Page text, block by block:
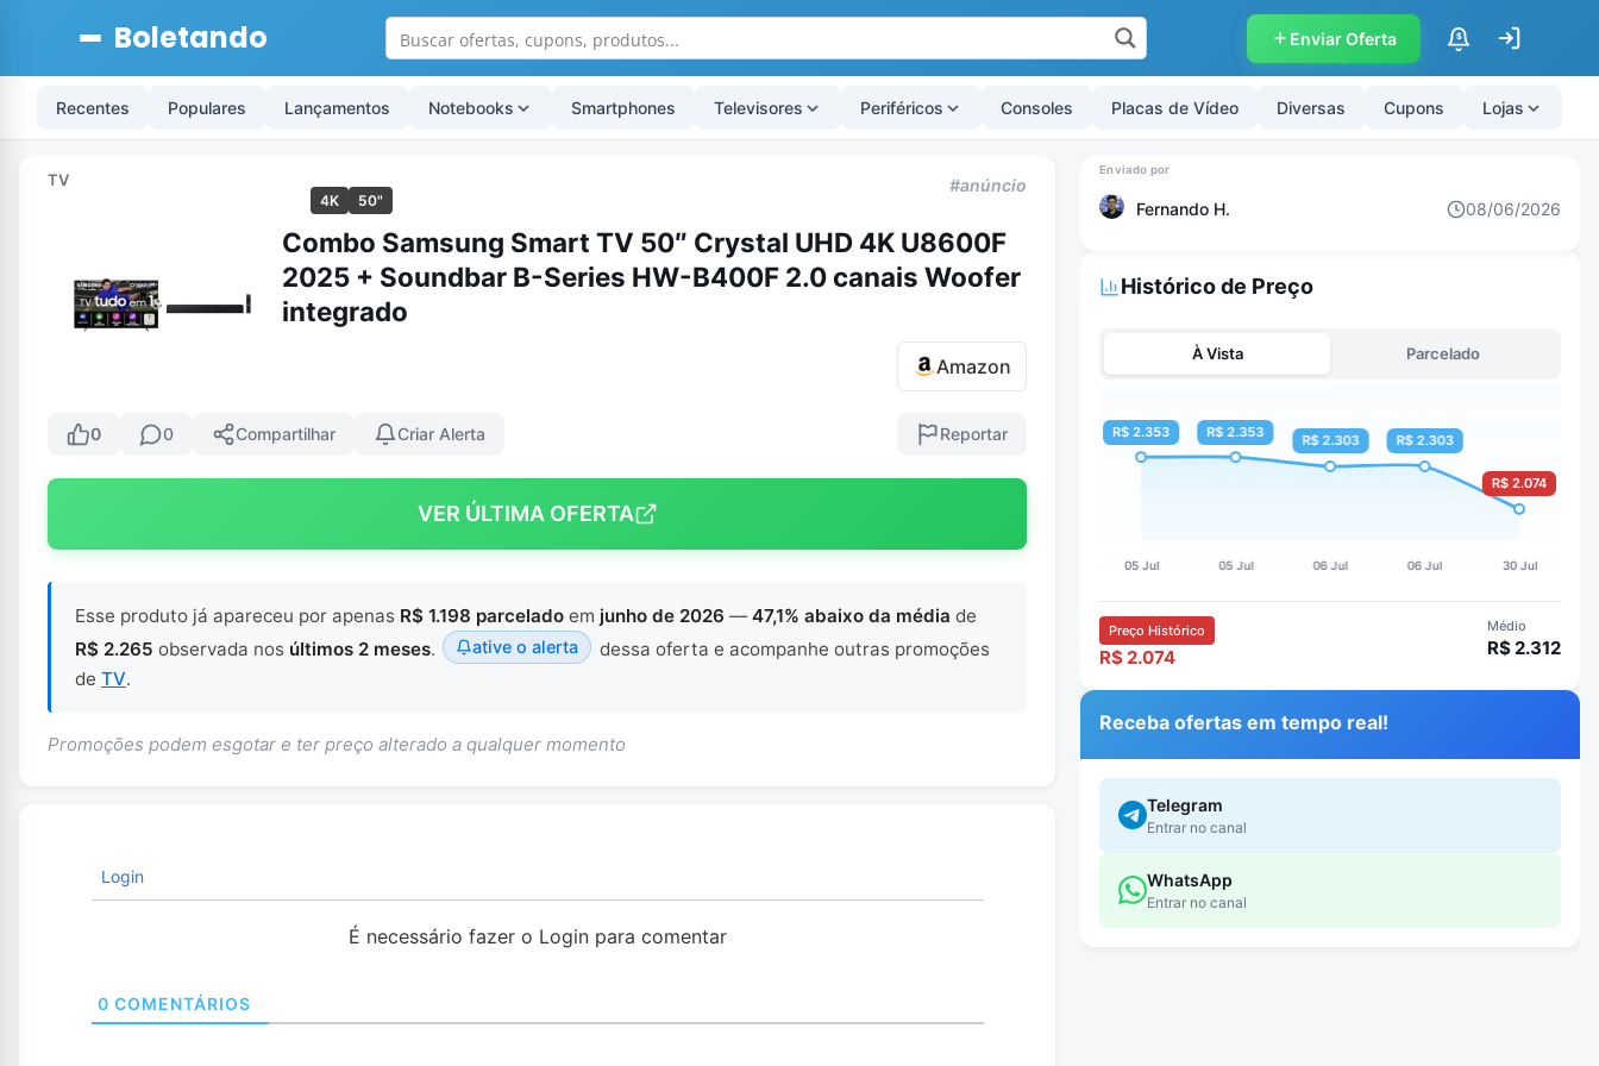
Boletando Enviar Oferta $
Recentes Populares Lançamentos Notebooks Smartphones Televisores Periféricos Consoles Placas de Vídeo Diversas Cupons Lojas
TV
4K 50"
#anúncio
Combo Samsung Smart TV 50″ Crystal UHD 4K U8600F
2025 + Soundbar B-Series HW-B400F 2.0 canais Woofer
integrado
Amazon
0 0 Compartilhar Criar Alerta Reportar
VER ÚLTIMA OFERTA
Esse produto já apareceu por apenas R$ 1.198 parcelado em junho de 2026 —47,1% abaixo da média de
R$ 2.265 observada nos últimos 2 meses. ative o alerta
dessa oferta e acompanhe outras promoções
de TV.
Promoções podem esgotar e ter preço alterado a qualquer momento
Login
É necessário fazer o Login para comentar
0 COMENTÁRIOS
Fernando H. 08/06/2026
Histórico de Preço
À Vista Parcelado
Preço Histórico
R$ 2.074
Médio
R$ 2.312
Receba ofertas em tempo real!
Telegram
Entrar no canal
WhatsApp
Entrar no canal